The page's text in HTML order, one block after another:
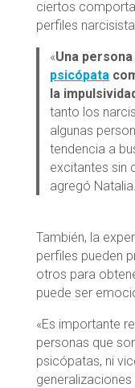
ciertos
perfiles
«Una
psicópata
la
tanto los
algunas
tendencia a
excitantes sin
agregó Natalia.
También, la
perfiles pueden
otros para
puede ser
«Es importante
personas que
psicópatas, ni